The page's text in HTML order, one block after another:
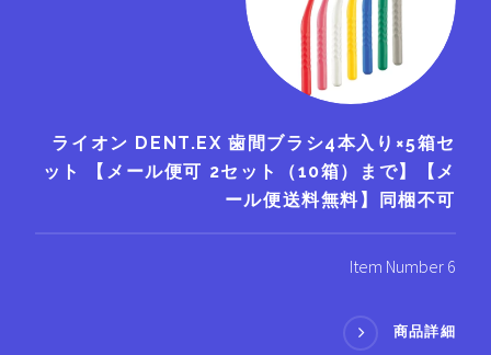
ライオン DENT.EX 歯間ブラシ4本入り×5箱セ
ット 【メール便可 2セット（10箱）まで】【メ
ール便送料無料】同梱不可
Item Number 6
商品詳細